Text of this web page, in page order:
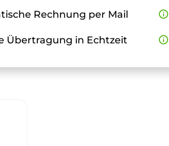
Rechnung per Mail info_outline
Übertragung in Echtzeit info_outline